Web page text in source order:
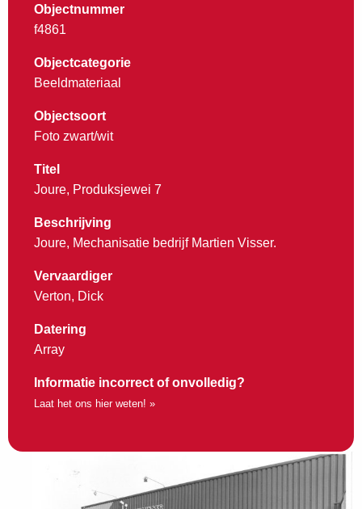
Objectnummer
f4861
Objectcategorie
Beeldmateriaal
Objectsoort
Foto zwart/wit
Titel
Joure, Produksjewei 7
Beschrijving
Joure, Mechanisatie bedrijf Martien Visser.
Vervaardiger
Verton, Dick
Datering
Array
Informatie incorrect of onvolledig?
Laat het ons hier weten! »